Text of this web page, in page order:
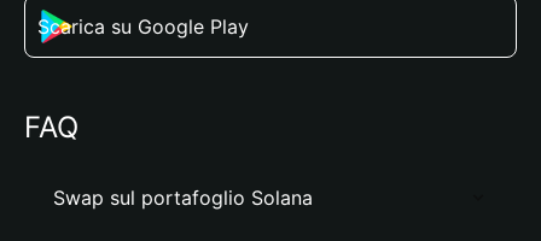
Scarica su Google Play
FAQ
Swap sul portafoglio Solana